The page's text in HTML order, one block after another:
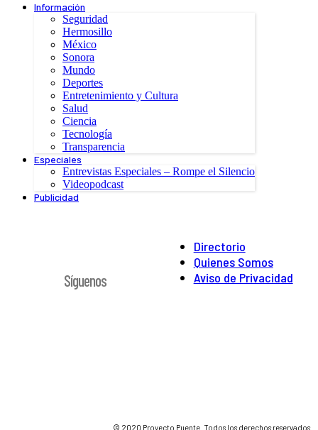
Información
Seguridad
Hermosillo
México
Sonora
Mundo
Deportes
Entretenimiento y Cultura
Salud
Ciencia
Tecnología
Transparencia
Especiales
Entrevistas Especiales – Rompe el Silencio
Videopodcast
Publicidad
Directorio
Quienes Somos
Aviso de Privacidad
Síguenos
© 2020 Proyecto Puente. Todos los derechos reservados.